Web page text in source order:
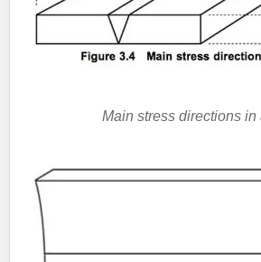
Main stress directions in